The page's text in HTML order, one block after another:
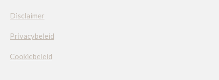
Disclaimer
Privacybeleid
Cookiebeleid